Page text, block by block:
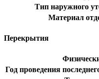
Тип наружного
Материал
Перекрытия
Год проведения